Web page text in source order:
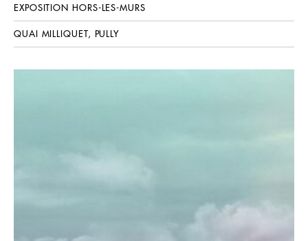
EXPOSITION HORS-LES-MURS
QUAI MILLIQUET, PULLY